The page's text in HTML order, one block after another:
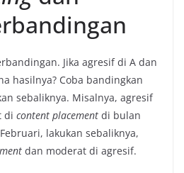
Jika agresif di A dan
hasilnya? Coba bandingkan
sebaliknya. Misalnya, agresif
di content placement di bulan
lakukan sebaliknya,
dan moderat di agresif.